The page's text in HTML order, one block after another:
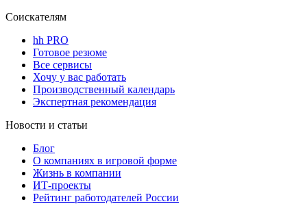
Соискателям
hh PRO
Готовое резюме
Все сервисы
Хочу у вас работать
Производственный календарь
Экспертная рекомендация
Новости и статьи
Блог
О компаниях в игровой форме
Жизнь в компании
ИТ-проекты
Рейтинг работодателей России